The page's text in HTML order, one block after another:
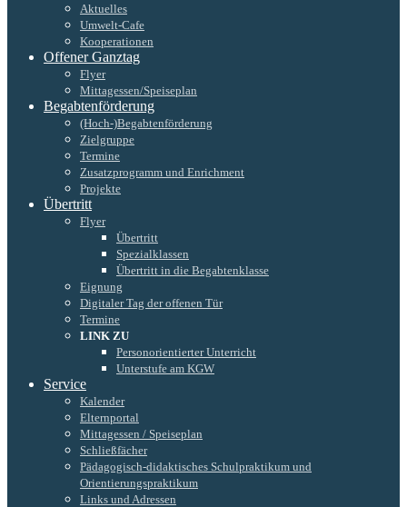
Aktuelles
Umwelt-Cafe
Kooperationen
Offener Ganztag
Flyer
Mittagessen/Speiseplan
Begabtenförderung
(Hoch-)Begabtenförderung
Zielgruppe
Termine
Zusatzprogramm und Enrichment
Projekte
Übertritt
Flyer
Übertritt
Spezialklassen
Übertritt in die Begabtenklasse
Eignung
Digitaler Tag der offenen Tür
Termine
LINK ZU
Personorientierter Unterricht
Unterstufe am KGW
Service
Kalender
Elternportal
Mittagessen / Speiseplan
Schließfächer
Pädagogisch-didaktisches Schulpraktikum und
Orientierungspraktikum
Links und Adressen